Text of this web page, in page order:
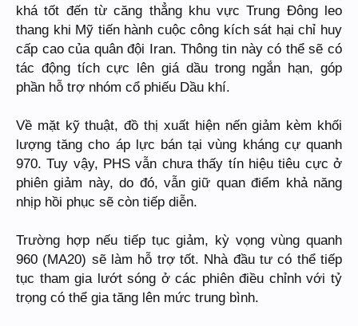
khá tốt đến từ căng thẳng khu vực Trung Đông leo
thang khi Mỹ tiến hành cuộc công kích sát hại chỉ huy
cấp cao của quân đội Iran. Thông tin này có thể sẽ có
tác động tích cực lên giá dầu trong ngắn hạn, góp
phần hỗ trợ nhóm cổ phiếu Dầu khí.
Về mặt kỹ thuật, đồ thị xuất hiện nến giảm kèm khối
lượng tăng cho áp lực bán tại vùng kháng cự quanh
970. Tuy vậy, PHS vẫn chưa thấy tín hiệu tiêu cực ở
phiên giảm này, do đó, vẫn giữ quan điểm khả năng
nhịp hồi phục sẽ còn tiếp diễn.
Trường hợp nếu tiếp tục giảm, kỳ vọng vùng quanh
960 (MA20) sẽ làm hỗ trợ tốt. Nhà đầu tư có thể tiếp
tục tham gia lướt sóng ở các phiên điều chỉnh với tỷ
trọng có thể gia tăng lên mức trung bình.